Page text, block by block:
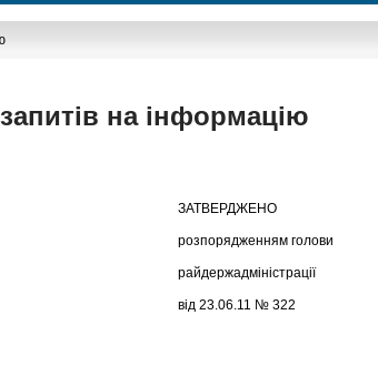
на інформацію
голови
№ 322